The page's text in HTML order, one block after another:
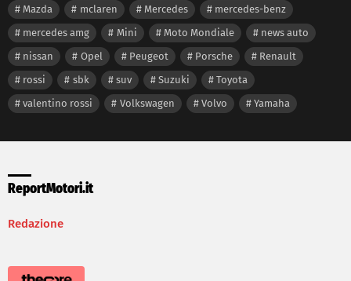
Mazda
mclaren Mercedes
mercedes-benz
mercedes amg
Mini Moto Mondiale
news auto
nissan
Opel Peugeot Porsche
Renault
rossi
sbk suv Suzuki
Toyota
valentino rossi
Volkswagen Volvo Yamaha
ReportMotori.it
Redazione